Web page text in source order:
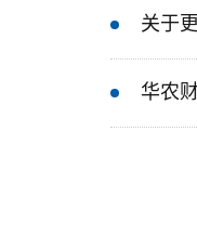
关于
华农